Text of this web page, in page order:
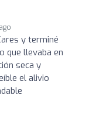
y terminé
que llevaba en
seca y
el alivio